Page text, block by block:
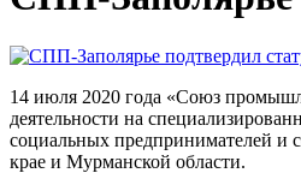
14 июля 2020 года «Союз
деятельности на
социальных предпринимателей и
крае и Мурманской области.